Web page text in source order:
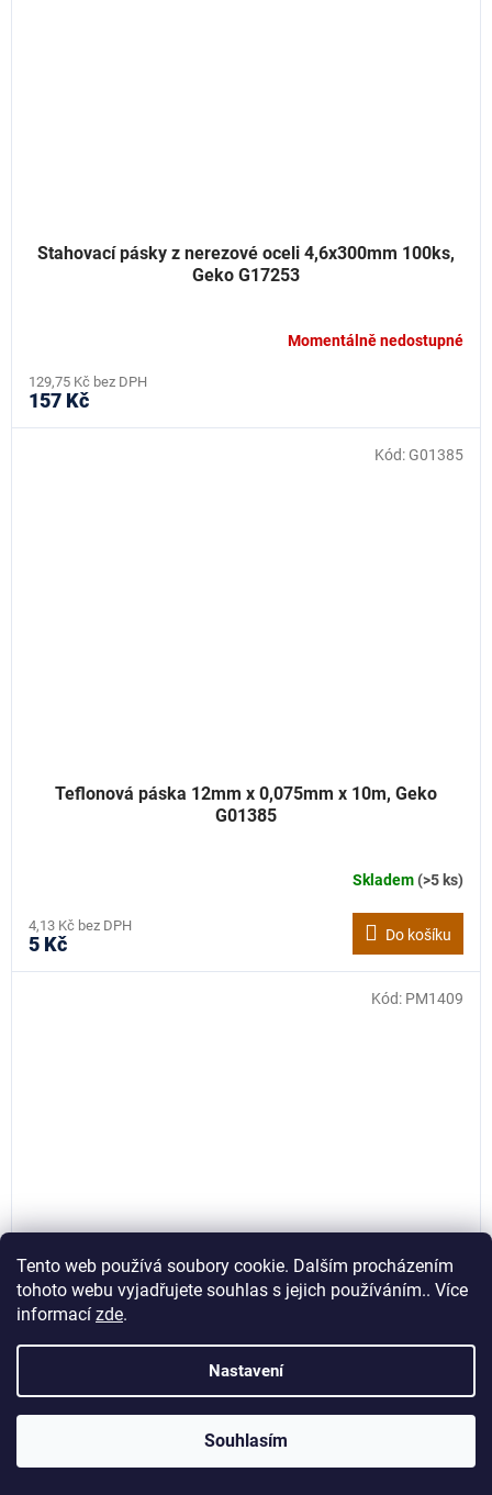
Tento web používá soubory cookie. Dalším procházením
tohoto webu vyjadřujete souhlas s jejich používáním.. Více
informací zde.
Nastavení
Souhlasím
Stahovací pásky z nerezové oceli 4,6x300mm 100ks,
Geko G17253
Momentálně nedostupné
129,75 Kč bez DPH
157 Kč
Teflonová páska 12mm x 0,075mm x 10m, Geko
G01385
Skladem(>5 ks)
4,13 Kč bez DPH
5 Kč Do košíku
Kód: G01385
104,96 Kč bez DPH
Kód: PM1409